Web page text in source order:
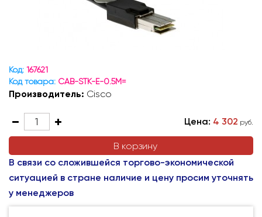
Код: 167621
Код товара: CAB-STK-E-0.5M=
Производитель: Cisco
В корзину
Цена: 4 302 руб.
В связи со сложившейся торгово-экономической
ситуацией в стране наличие и цену просим уточнять
у менеджеров